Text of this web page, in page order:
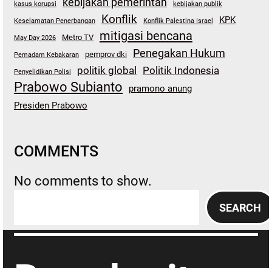
kasus korupsi kebijakan publik
Keselamatan Penerbangan Konflik Konflik Palestina Israel KPK
May Day 2026 Metro TV mitigasi bencana
Pemadam Kebakaran pemprov dki Penegakan Hukum
Penyelidikan Polisi politik global Politik Indonesia
Prabowo Subianto
pramono anung
Presiden Prabowo
COMMENTS
No comments to show.
a
SEARCH